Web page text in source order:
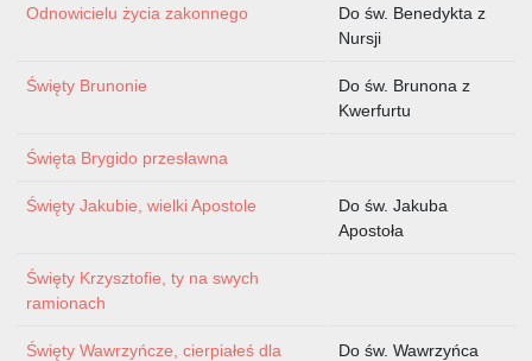
Odnowicielu życia zakonnego
Do św. Benedykta z
Nursji
Święty Brunonie
Do św. Brunona z
Kwerfurtu
Święta Brygido przesławna
Święty Jakubie, wielki Apostole
Do św. Jakuba
Apostoła
Święty Krzysztofie, ty na swych
ramionach
Święty Wawrzyńcze, cierpiałeś dla
Do św. Wawrzyńca